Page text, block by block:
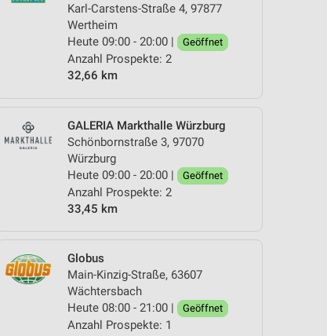
Karl-Carstens-Straße 4, 97877
Wertheim
Heute 09:00 - 20:00 |
Geöffnet
Anzahl Prospekte: 2
32,66 km
GALERIA Markthalle Würzburg
Schönbornstraße 3, 97070
Würzburg
Heute 09:00 - 20:00 |
Geöffnet
Anzahl Prospekte: 2
33,45 km
Globus
Main-Kinzig-Straße, 63607
Wächtersbach
Heute 08:00 - 21:00 |
Geöffnet
Anzahl Prospekte: 1